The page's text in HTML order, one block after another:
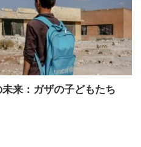
来：ガザの子どもたち